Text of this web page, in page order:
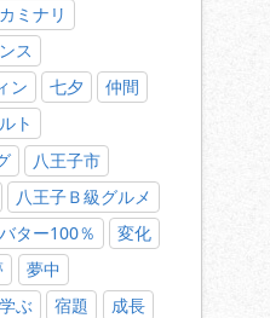
カミナリ
ス
ン
七夕
仲間
ト
八王子市
八王子Ｂ級グルメ
ター100％
変化
夢中
学ぶ 宿題 成長